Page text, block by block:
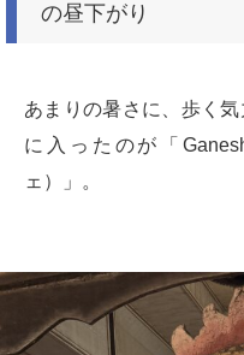
の昼下がり
あまりの暑さに、歩く
に入ったのが「
ェ）」。